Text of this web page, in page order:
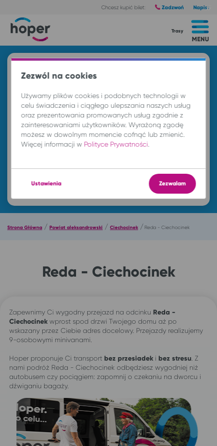
Chcesz kupić bilet: Zadzwoń Napisz
MENU
Trasy
DO
Znajdź przejazd
Strona Główna / Powiat aleksandrowski / Ciechocinek /Reda - Ciechocinek
Reda - Ciechocinek
Zapewnimy Ci wygodny przejazd na odcinku Reda -
Ciechocinek wprost spod drzwi Twojego domu aż po
wskazany przez Ciebie adres docelowy. Przejazdy realizujemy
9-osobowymi minivanami.
Hoper proponuje Ci transport bez przesiadek i bez stresu . Z
nami podróż Reda - Ciechocinek odbędziesz wygodniej niż
autobusem czy pociągiem: zapomnij o czekaniu na dworcu i
dźwiganiu bagaży.
Zezwól na cookies
Używamy plików cookies i podobnych technologii w
celu świadczenia i ciągłego ulepszania naszych usług
oraz prezentowania promowanych usług zgodnie z
zainteresowaniami użytkowników. Wyrażoną zgodę
możesz w dowolnym momencie cofnąć lub zmienić.
Więcej informacji w Polityce Prywatności
Ustawienia Zezwalam